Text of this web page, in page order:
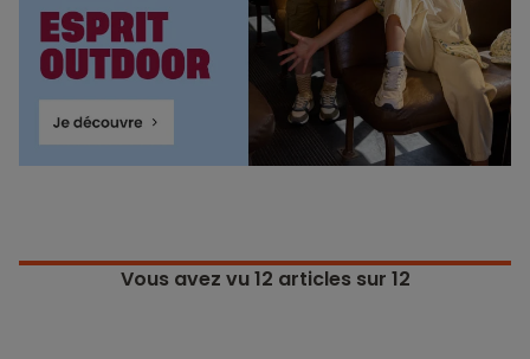
Vous avez vu12 articles sur 12